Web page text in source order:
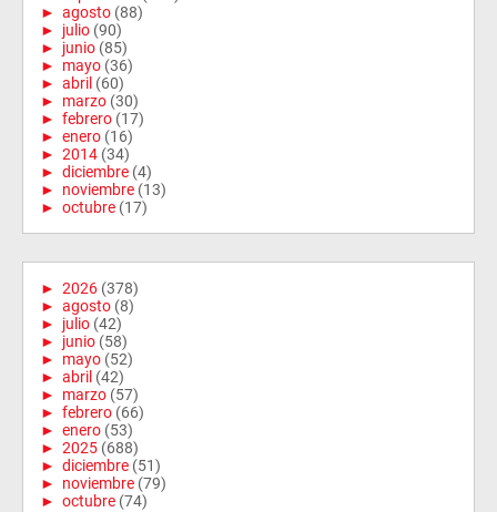
► agosto (88)
► julio (90)
► junio (85)
► mayo (36)
► abril (60)
► marzo (30)
► febrero (17)
► enero (16)
► 2014 (34)
► diciembre (4)
► noviembre (13)
► octubre (17)
► 2026 (378)
► agosto (8)
► julio (42)
► junio (58)
► mayo (52)
► abril (42)
► marzo (57)
► febrero (66)
► enero (53)
► 2025 (688)
► diciembre (51)
► noviembre (79)
► octubre (74)